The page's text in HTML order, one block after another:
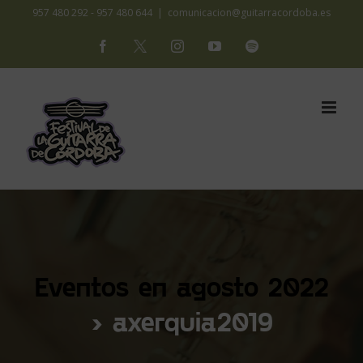
contenido
957 480 292 - 957 480 644 | comunicacion@guitarracordoba.es
Facebook
X InstagramYouTubeSpotify
Eventos en agosto 2022
› axerquia2019